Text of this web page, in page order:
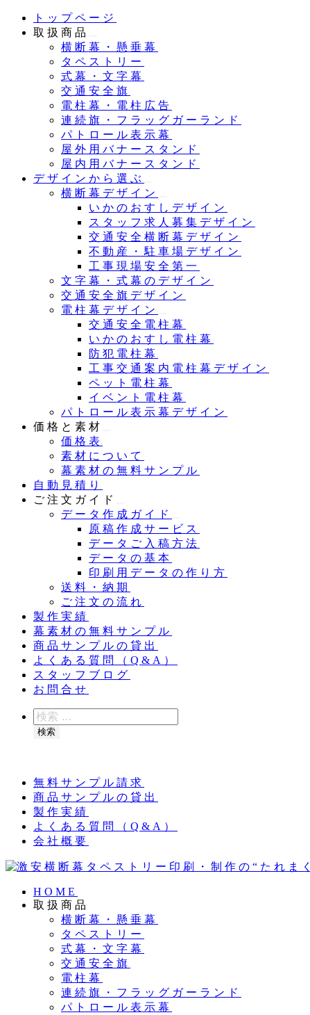
トップページ
取扱商品
横断幕・懸垂幕
タペストリー
式幕・文字幕
交通安全旗
電柱幕・電柱広告
連続旗・フラッグガーランド
パトロール表示幕
屋外用バナースタンド
屋内用バナースタンド
デザインから選ぶ
横断幕デザイン
いかのおすしデザイン
スタッフ求人募集デザイン
交通安全横断幕デザイン
不動産・駐車場デザイン
工事現場安全第一
文字幕・式幕のデザイン
交通安全旗デザイン
電柱幕デザイン
交通安全電柱幕
いかのおすし電柱幕
防犯電柱幕
工事交通案内電柱幕デザイン
ペット電柱幕
イベント電柱幕
パトロール表示幕デザイン
価格と素材
価格表
素材について
幕素材の無料サンプル
自動見積り
ご注文ガイド
データ作成ガイド
原稿作成サービス
データご入稿方法
データの基本
印刷用データの作り方
送料・納期
ご注文の流れ
製作実績
幕素材の無料サンプル
商品サンプルの貸出
よくある質問（Q&A）
スタッフブログ
お問合せ
検
索
検索
無料サンプル請求
商品サンプルの貸出
製作実績
よくある質問（Q&A）
会社概要
HOME
取扱商品
横断幕・懸垂幕
タペストリー
式幕・文字幕
交通安全旗
電柱幕
連続旗・フラッグガーランド
パトロール表示幕